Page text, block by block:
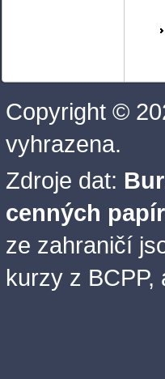
Copyright ©
vyhrazena.
Zdroje dat:
cenných
ze zahraničí
kurzy z BCPP,